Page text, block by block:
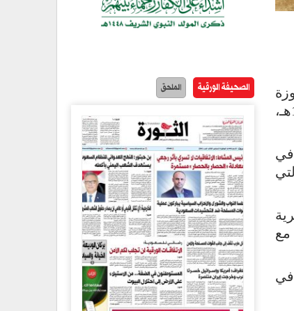
والمطمة والزاهر والحزم ضمن البرامج التعليمية في إطار أنشطة وبرامج الدورات الصيفية للعام 1447هـ،
في
مع
الصحيفة الورقية الملحق